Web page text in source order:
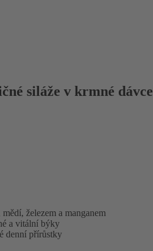
siláže v krmné dávce
železem a manganem
a vitální býky
denní přírůstky